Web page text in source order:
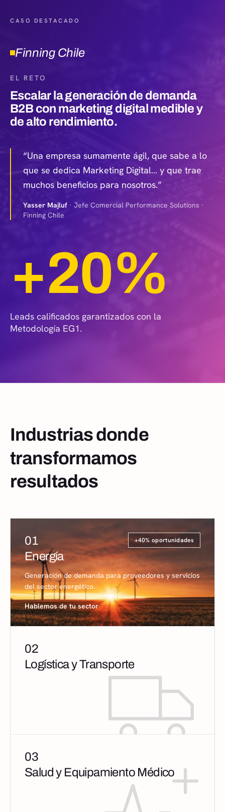
CASO DESTACADO
Finning Chile
EL RETO
Escalar la generación de demanda
B2B con marketing digital medible y
de alto rendimiento.
“Una empresa sumamente ágil, que sabe a lo
que se dedica Marketing Digital… y que trae
muchos beneficios para nosotros.”
Yasser Majluf · Jefe Comercial Performance Solutions ·
Finning Chile
+20%
Leads calificados garantizados con la
Metodología EG1.
Industrias donde
transformamos
resultados
01
Energía
02
Logística y Transporte
03
Salud y Equipamiento Médico